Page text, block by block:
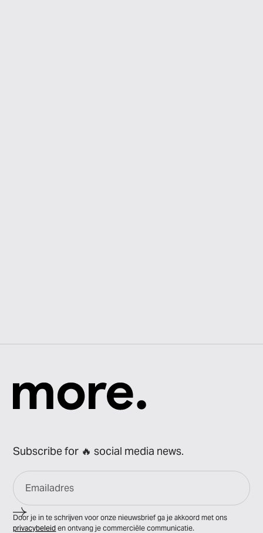
Subscribe for 🔥 social media news.
Door je in te schrijven voor onze nieuwsbrief ga je akkoord met ons
privacybeleid en ontvang je commerciële communicatie.